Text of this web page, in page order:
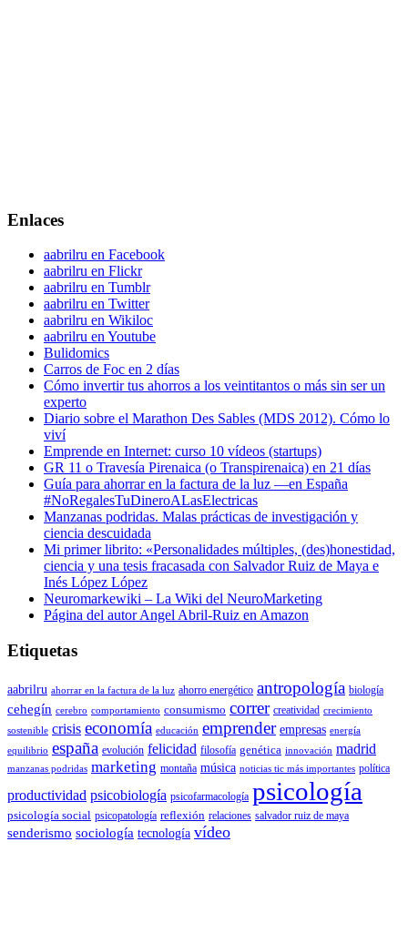
Enlaces
aabrilru en Facebook
aabrilru en Flickr
aabrilru en Tumblr
aabrilru en Twitter
aabrilru en Wikiloc
aabrilru en Youtube
Bulidomics
Carros de Foc en 2 días
Cómo invertir tus ahorros a los veintitantos o más sin ser un
experto
Diario sobre el Marathon Des Sables (MDS 2012). Cómo lo
viví
Emprende en Internet: curso 10 vídeos (startups)
GR 11 o Travesía Pirenaica (o Transpirenaica) en 21 días
Guía para ahorrar en la factura de la luz —en España
#NoRegalesTuDineroALasElectricas
Manzanas podridas. Malas prácticas de investigación y
ciencia descuidada
Mi primer librito: «Personalidades múltiples, (des)honestidad,
ciencia y una tesis fracasada con Salvador Ruiz de Maya e
Inés López López
Neuromarkewiki – La Wiki del NeuroMarketing
Página del autor Angel Abril-Ruiz en Amazon
Etiquetas
aabrilru ahorrar en la factura de la luz ahorro energético antropología biología
cehegín cerebro comportamiento consumismo correr creatividad crecimiento
sostenible crisis economía educación emprender empresas energía
equilibrio españa evolución felicidad filosofía genética innovación madrid
manzanas podridas marketing montaña música noticias tic más importantes política
productividad psicobiología psicofarmacología psicología
psicología social psicopatología reflexión relaciones salvador ruiz de maya
senderismo sociología tecnología vídeo